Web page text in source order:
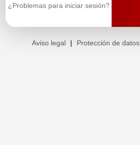
¿Problemas para iniciar sesión?
Aviso legal | Protección de datos